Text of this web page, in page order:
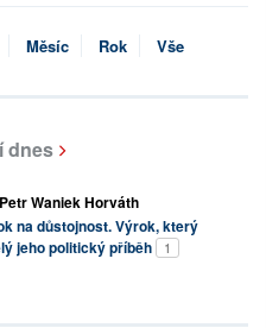
Měsíc Rok Vše
dnes
Petr Waniek Horváth
na důstojnost. Výrok, který
jeho politický příběh
1